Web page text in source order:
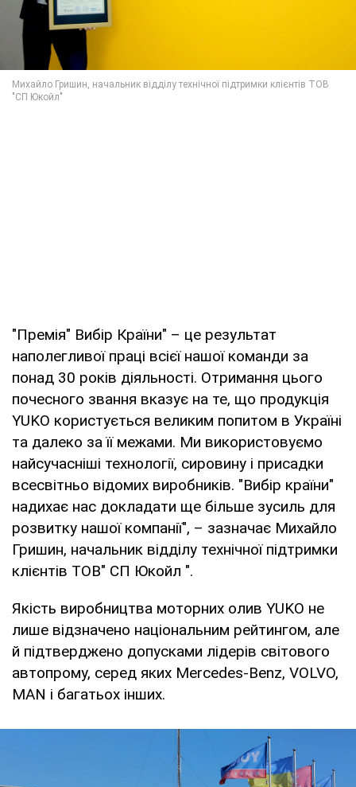
"Премія" Вибір Країни" – це результат
наполегливої праці всієї нашої команди за
понад 30 років діяльності. Отримання цього
почесного звання вказує на те, що продукція
YUKO користується великим попитом в Україні
та далеко за її межами. Ми використовуємо
найсучасніші технології, сировину і присадки
всесвітньо відомих виробників. "Вибір країни"
надихає нас докладати ще більше зусиль для
розвитку нашої компанії", – зазначає Михайло
Гришин, начальник відділу технічної підтримки
клієнтів ТОВ" СП Юкойл ".
Якість виробництва моторних олив YUKO не
лише відзначено національним рейтингом, але
й підтверджено допусками лідерів світового
автопрому, серед яких Mercedes-Benz, VOLVO,
MAN і багатьох інших.